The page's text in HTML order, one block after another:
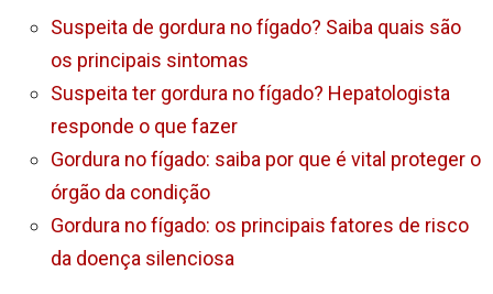
Suspeita de gordura no fígado? Saiba quais são
os principais sintomas
Suspeita ter gordura no fígado? Hepatologista
responde o que fazer
Gordura no fígado: saiba por que é vital proteger o
órgão da condição
Gordura no fígado: os principais fatores de risco
da doença silenciosa